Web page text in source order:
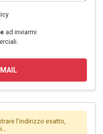
ad inviarmi
l'indirizzo esatto,